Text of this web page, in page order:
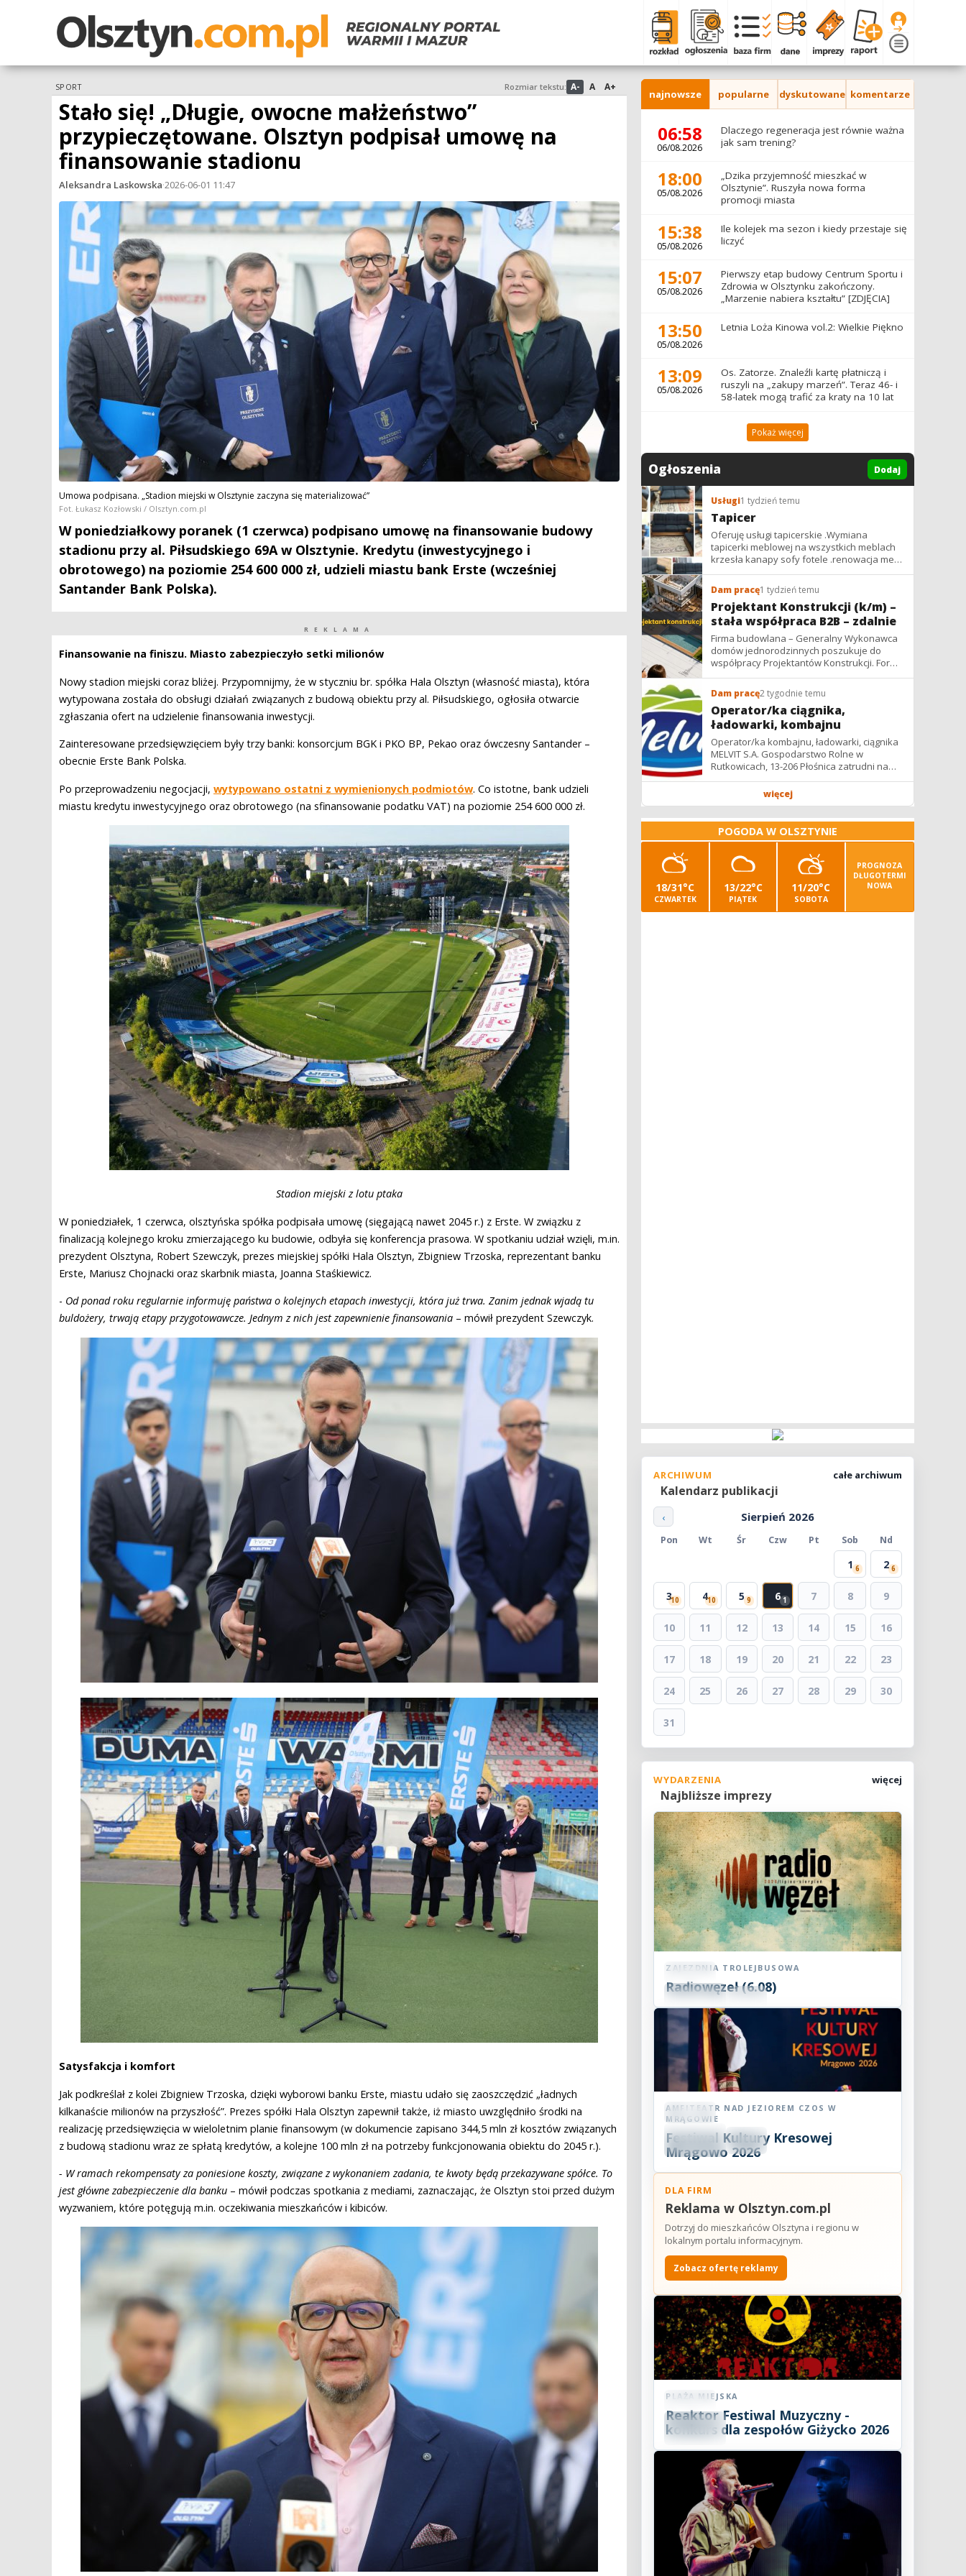
SPORT Rozmiar tekstu: A- A A+
Stało się! „Długie, owocne małżeństwo”
przypieczętowane. Olsztyn podpisał umowę na
finansowanie stadionu
Aleksandra Laskowska·2026-06-01 11:47
Umowa podpisana. „Stadion miejski w Olsztynie zaczyna się materializować”
Fot. Łukasz Kozłowski / Olsztyn.com.pl
W poniedziałkowy poranek (1 czerwca) podpisano umowę na finansowanie budowy
stadionu przy al. Piłsudskiego 69A w Olsztynie. Kredytu (inwestycyjnego i
obrotowego) na poziomie 254 600 000 zł, udzieli miastu bank Erste (wcześniej
Santander Bank Polska).
REKLAMA
Finansowanie na finiszu. Miasto zabezpieczyło setki milionów
Nowy stadion miejski coraz bliżej. Przypomnijmy, że w styczniu br. spółka Hala Olsztyn (własność miasta), która
wytypowana została do obsługi działań związanych z budową obiektu przy al. Piłsudskiego, ogłosiła otwarcie
zgłaszania ofert na udzielenie finansowania inwestycji.
Zainteresowane przedsięwzięciem były trzy banki: konsorcjum BGK i PKO BP, Pekao oraz ówczesny Santander –
obecnie Erste Bank Polska.
Po przeprowadzeniu negocjacji, wytypowano ostatni z wymienionych podmiotów. Co istotne, bank udzieli
miastu kredytu inwestycyjnego oraz obrotowego (na sfinansowanie podatku VAT) na poziomie 254 600 000 zł.
Stadion miejski z lotu ptaka
W poniedziałek, 1 czerwca, olsztyńska spółka podpisała umowę (sięgającą nawet 2045 r.) z Erste. W związku z
finalizacją kolejnego kroku zmierzającego ku budowie, odbyła się konferencja prasowa. W spotkaniu udział wzięli, m.in.
prezydent Olsztyna, Robert Szewczyk, prezes miejskiej spółki Hala Olsztyn, Zbigniew Trzoska, reprezentant banku
Erste, Mariusz Chojnacki oraz skarbnik miasta, Joanna Staśkiewicz.
- Od ponad roku regularnie informuję państwa o kolejnych etapach inwestycji, która już trwa. Zanim jednak wjadą tu
buldożery, trwają etapy przygotowawcze. Jednym z nich jest zapewnienie finansowania – mówił prezydent Szewczyk.
Satysfakcja i komfort
Jak podkreślał z kolei Zbigniew Trzoska, dzięki wyborowi banku Erste, miastu udało się zaoszczędzić „ładnych
kilkanaście milionów na przyszłość”. Prezes spółki Hala Olsztyn zapewnił także, iż miasto uwzględniło środki na
realizację przedsięwzięcia w wieloletnim planie finansowym (w dokumencie zapisano 344,5 mln zł kosztów związanych
z budową stadionu wraz ze spłatą kredytów, a kolejne 100 mln zł na potrzeby funkcjonowania obiektu do 2045 r.).
- W ramach rekompensaty za poniesione koszty, związane z wykonaniem zadania, te kwoty będą przekazywane spółce. To
jest główne zabezpieczenie dla banku – mówił podczas spotkania z mediami, zaznaczając, że Olsztyn stoi przed dużym
wyzwaniem, które potęgują m.in. oczekiwania mieszkańców i kibiców.
najnowsze popularne dyskutowane komentarze
06:58
06/08.2026
Dlaczego regeneracja jest równie ważna
jak sam trening?
18:00
05/08.2026
„Dzika przyjemność mieszkać w
Olsztynie”. Ruszyła nowa forma
promocji miasta
15:38
05/08.2026
Ile kolejek ma sezon i kiedy przestaje się
liczyć
15:07
05/08.2026
Pierwszy etap budowy Centrum Sportu i
Zdrowia w Olsztynku zakończony.
„Marzenie nabiera kształtu” [ZDJĘCIA]
13:50
05/08.2026
Letnia Loża Kinowa vol.2: Wielkie Piękno
13:09
05/08.2026
Os. Zatorze. Znaleźli kartę płatniczą i
ruszyli na „zakupy marzeń”. Teraz 46- i
58-latek mogą trafić za kraty na 10 lat
Pokaż więcej
Ogłoszenia Dodaj
Usługi1 tydzień temu
Tapicer
Oferuję usługi tapicerskie .Wymiana
tapicerki meblowej na wszystkich meblach
krzesła kanapy sofy fotele .renowacja mebli
vintage,PRL. glamur
Dam pracę1 tydzień temu
Projektant Konstrukcji (k/m) –
stała współpraca B2B – zdalnie
Firma budowlana – Generalny Wykonawca
domów jednorodzinnych poszukuje do
współpracy Projektantów Konstrukcji. Forma
współpracy: B2B / podwykonawstwo –
Dam pracę2 tygodnie temu
Operator/ka ciągnika,
ładowarki, kombajnu
Operator/ka kombajnu, ładowarki, ciągnika
MELVIT S.A. Gospodarstwo Rolne w
Rutkowicach, 13-206 Płośnica zatrudni na
umowę zlecenie na okres żniw: -
operatora/kę kombajnu z uprawnieniami -...
więcej
POGODA W OLSZTYNIE
18/31°C
CZWARTEK
13/22°C
PIĄTEK
11/20°C
SOBOTA
PROGNOZA
DŁUGOTERMI
NOWA
ARCHIWUM
Kalendarz publikacji
całe archiwum
‹ Sierpień 2026
Pon Wt Śr Czw Pt Sob Nd
1 6 2 6
310 410 5 9 6 1 7 8 9
10 11 12 13 14 15 16
17 18 19 20 21 22 23
24 25 26 27 28 29 30
31
WYDARZENIA
Najbliższe imprezy
więcej
Koncert
06 SIE
2026
ZAJEZDNIA TROLEJBUSOWA
Radiowęzeł (6.08)
06 SIE 18:30
AMFITEATR NAD JEZIOREM CZOS W
MRĄGOWIE
Festiwal Kultury Kresowej
Mrągowo 2026
DLA FIRM
Reklama w Olsztyn.com.pl
Dotrzyj do mieszkańców Olsztyna i regionu w
lokalnym portalu informacyjnym.
Zobacz ofertę reklamy
Koncert
07 2026
PLAŻA MIEJSKA
Reaktor Festiwal Muzyczny -
konkurs dla zespołów Giżycko 2026